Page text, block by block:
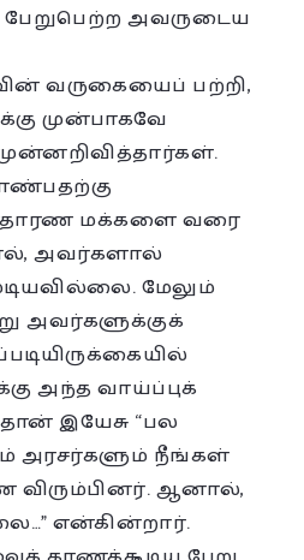
அவருடைய
வருகையைப் பற்றி,
முன்பாகவே
மக்களை வரை
அவர்களால்
மேலும்
அவர்களுக்குக்
அந்த வாய்ப்புக்
இயேசு “பல
அரசர்களும் நீங்கள்
ஆனால்,
என்கின்றார்.